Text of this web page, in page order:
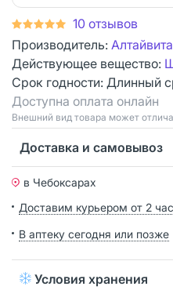
10 отзывов
Производитель:
Действующее вещество:
Срок годности: Длинный
Доступна оплата онлайн
Bнешний вид товара может
Доставка и самовывоз
в Чебоксарах
Доставим курьером от 2
В аптеку сегодня или позже
Условия хранения